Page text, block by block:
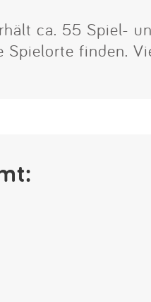
ca. 55 Spiel-
finden.